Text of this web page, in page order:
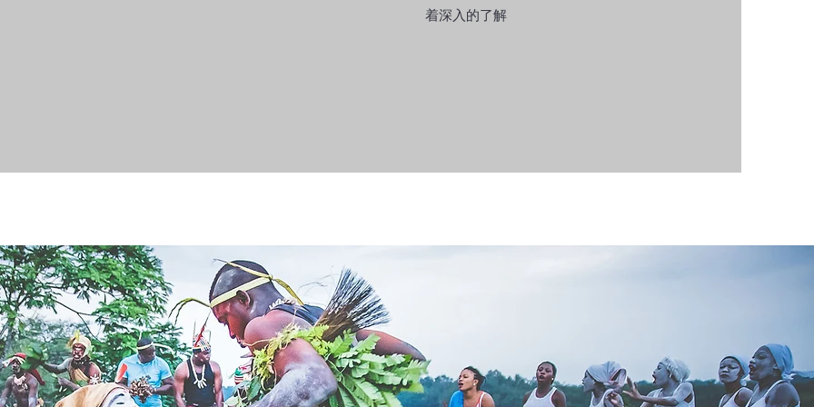
着深入的了解